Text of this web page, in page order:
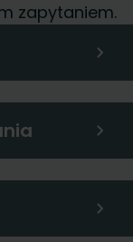
zapytaniem.